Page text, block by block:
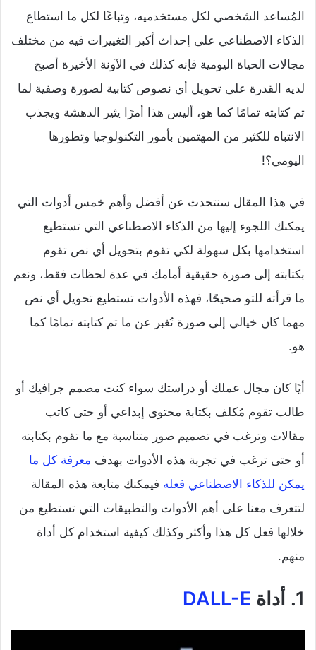
المُساعد الشخصي لكل مستخدميه، وتباعًا لكل ما استطاع
الذكاء الاصطناعي على إحداث أكبر التغييرات فيه من مختلف
مجالات الحياة اليومية فإنه كذلك في الآونة الأخيرة أصبح
لديه القدرة على تحويل أي نصوص كتابية لصورة وصفية لما
تم كتابته تمامًا كما هو، أليس هذا أمرًا يثير الدهشة ويجذب
الانتباه للكثير من المهتمين بأمور التكنولوجيا وتطورها
اليومي؟!
في هذا المقال سنتحدث عن أفضل وأهم خمس أدوات التي
يمكنك اللجوء إليها من الذكاء الاصطناعي التي تستطيع
استخدامها بكل سهولة لكي تقوم بتحويل أي نص تقوم
بكتابته إلى صورة حقيقية أمامك في عدة لحظات فقط، ونعم
ما قرأته للتو صحيحًا، فهذه الأدوات تستطيع تحويل أي نص
مهما كان خيالي إلى صورة تُغبر عن ما تم كتابته تمامًا كما
هو.
أيًا كان مجال عملك أو دراستك سواء كنت مصمم جرافيك أو
طالب تقوم مُكلف بكتابة محتوى إبداعي أو حتى كاتب
مقالات وترغب في تصميم صور متناسبة مع ما تقوم بكتابته
أو حتى ترغب في تجربة هذه الأدوات بهدف معرفة كل ما
يمكن للذكاء الاصطناعي فعله فيمكنك متابعة هذه المقالة
لتتعرف معنا على أهم الأدوات والتطبيقات التي تستطيع من
خلالها فعل كل هذا وأكثر وكذلك كيفية استخدام كل أداة
منهم.
1. أداة DALL-E